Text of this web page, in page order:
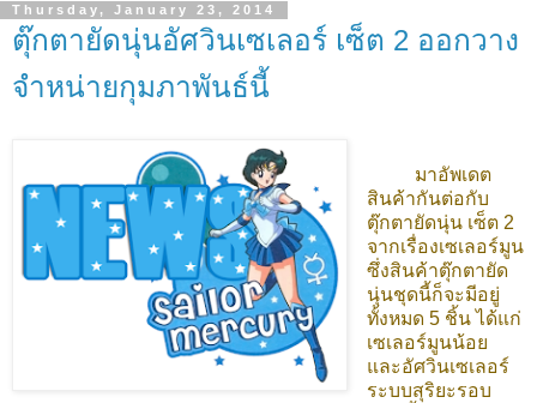
Thursday, January 23, 2014
ตุ๊กตายัดนุ่นอัศวินเซเลอร์ เซ็ต 2 ออกวาง
จำหน่ายกุมภาพันธ์นี้
มาอัพเดต
สินค้ากันต่อกับ
ตุ๊กตายัดนุ่น เซ็ต 2
จากเรื่องเซเลอร์มูน
ซึ่งสินค้าตุ๊กตายัด
นุ่นชุดนี้ก็จะมีอยู่
ทั้งหมด 5 ชิ้น ได้แก่
เซเลอร์มูนน้อย
และอัศวินเซเลอร์
ระบบสุริยะรอบ